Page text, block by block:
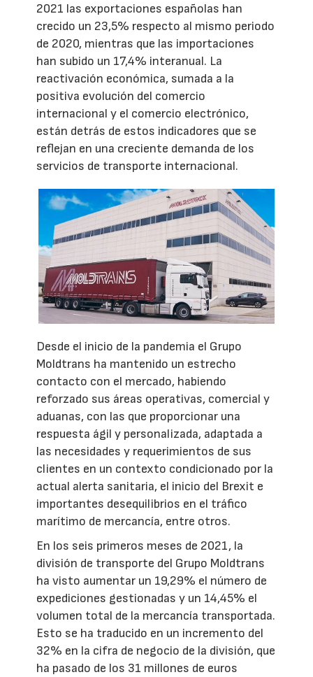
2021 las exportaciones españolas han
crecido un 23,5% respecto al mismo periodo
de 2020, mientras que las importaciones
han subido un 17,4% interanual. La
reactivación económica, sumada a la
positiva evolución del comercio
internacional y el comercio electrónico,
están detrás de estos indicadores que se
reflejan en una creciente demanda de los
servicios de transporte internacional.
Desde el inicio de la pandemia el Grupo
Moldtrans ha mantenido un estrecho
contacto con el mercado, habiendo
reforzado sus áreas operativas, comercial y
aduanas, con las que proporcionar una
respuesta ágil y personalizada, adaptada a
las necesidades y requerimientos de sus
clientes en un contexto condicionado por la
actual alerta sanitaria, el inicio del Brexit e
importantes desequilibrios en el tráfico
marítimo de mercancía, entre otros.
En los seis primeros meses de 2021, la
división de transporte del Grupo Moldtrans
ha visto aumentar un 19,29% el número de
expediciones gestionadas y un 14,45% el
volumen total de la mercancía transportada.
Esto se ha traducido en un incremento del
32% en la cifra de negocio de la división, que
ha pasado de los 31 millones de euros